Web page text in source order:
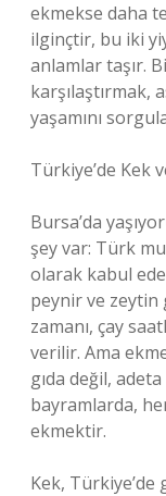
ekmekse daha
ilginçtir, bu iki
anlamlar taşır.
karşılaştırmak,
yaşamını
Türkiye’de Kek
Bursa’da
şey var: Türk
olarak kabul
peynir ve zeytin
zamanı, çay
verilir. Ama
gıda değil,
bayramlarda,
ekmektir.
Kek,